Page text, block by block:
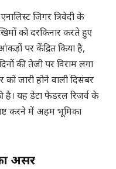
जिगर त्रिवेदी के
को दरकिनार करते हुए
पर केंद्रित किया है,
की तेजी पर विराम लगा
को जारी होने वाली दिसंबर
है। यह डेटा फेडरल रिजर्व के
करने में अहम भूमिका
असर